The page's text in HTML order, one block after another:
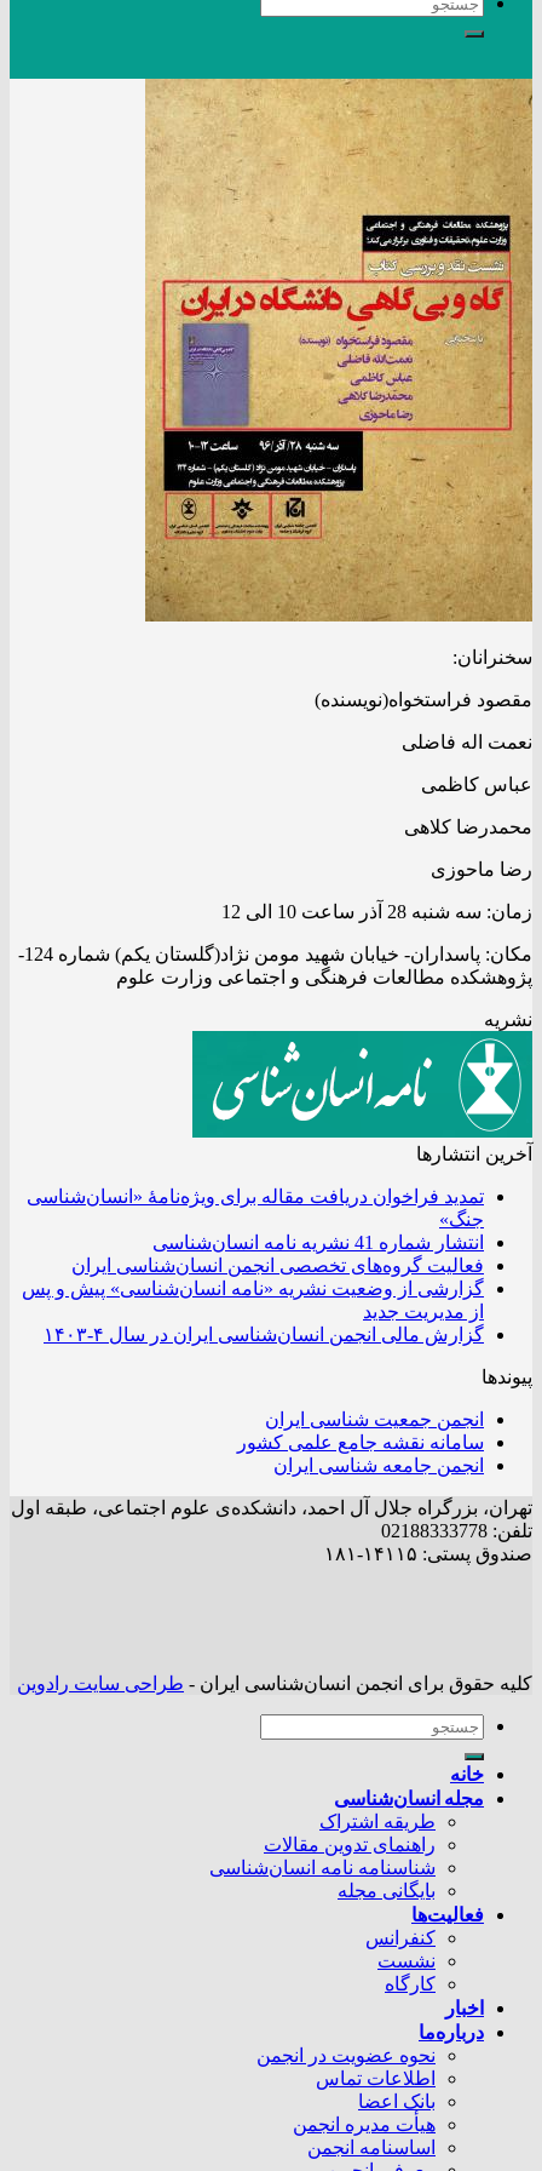
سخنرانان:
مقصود فراستخواه(نویسنده)
نعمت اله فاضلی
عباس کاظمی
محمدرضا کلاهی
رضا ماحوزی
زمان: سه شنبه 28 آذر ساعت 10 الی 12
مکان: پاسداران- خیابان شهید مومن نژاد(گلستان یکم) شماره 124-
پژوهشکده مطالعات فرهنگی و اجتماعی وزارت علوم
نشریه
آخرین انتشار‌ها
تمدید فراخوان دریافت مقاله برای ویژه‌نامۀ «انسان‌شناسی
جنگ»
انتشار شماره 41 نشریه نامه انسان‌شناسی
فعالیت گروه‌های تخصصی انجمن انسان‌شناسی ایران
گزارشی از وضعیت نشریه «نامه انسان‌شناسی» پیش و پس
از مدیریت جدید
گزارش مالی انجمن انسان‌شناسی ایران در سال ۴-۱۴۰۳
پیوندها
انجمن جمعیت شناسی ایران
سامانه نقشه جامع علمی کشور
انجمن جامعه شناسی ایران
تهران، بزرگراه جلال آل احمد، دانشکده‌ی علوم اجتماعی، طبقه اول
تلفن: 02188333778
صندوق پستی: ۱۴۱۱۵-۱۸۱
کلیه حقوق برای انجمن انسان‌شناسی ایران - طراحی سایت رادوین
خانه
مجله انسان‌شناسی
طریقه اشتراک
راهنمای تدوین مقالات
شناسنامه نامه انسان‌شناسی
بایگانی مجله
فعالیت‌ها
کنفرانس
نشست
کارگاه
اخبار
درباره‌ما
نحوه عضویت در انجمن
اطلاعات تماس
بانک اعضا
هیأت مدیره انجمن
اساسنامه انجمن